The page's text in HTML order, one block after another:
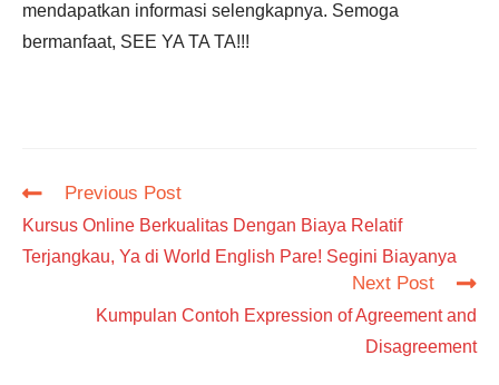
mendapatkan informasi selengkapnya. Semoga
bermanfaat, SEE YA TA TA!!!
Read
articles
Previous Post
Kursus Online Berkualitas Dengan Biaya Relatif
Terjangkau, Ya di World English Pare! Segini Biayanya
Next Post
Kumpulan Contoh Expression of Agreement and
Disagreement